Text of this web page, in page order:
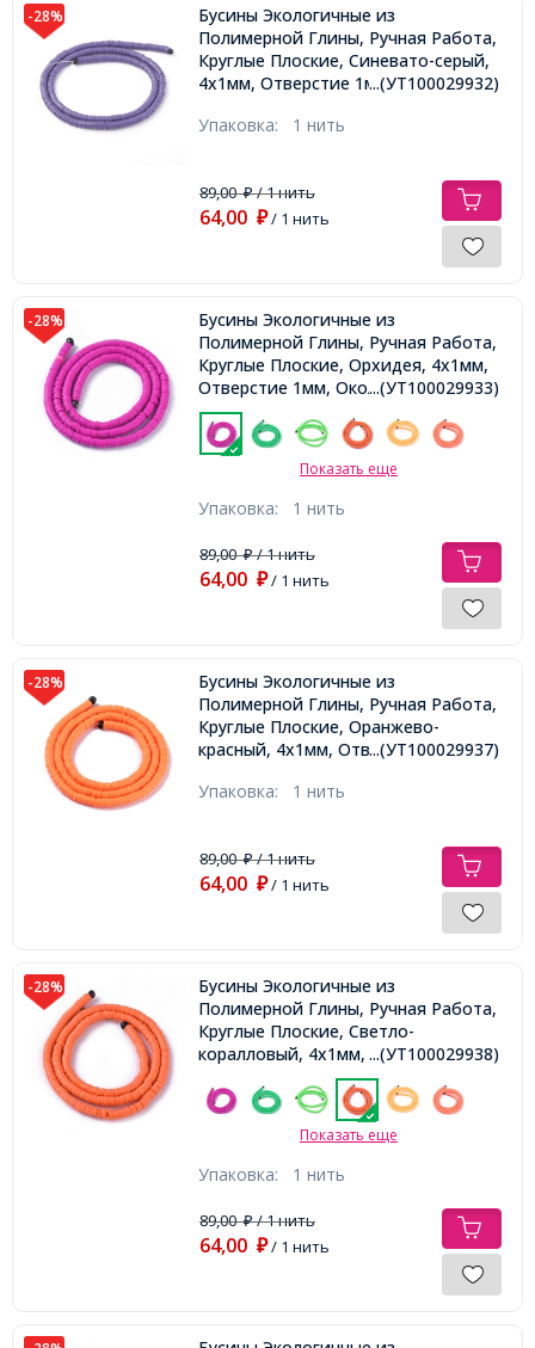
-28%
Бусины Экологичные из
Полимерной Глины, Ручная Работа,
Круглые Плоские, Синевато-серый,
4х1мм, Отверстие 1мм, Около
...(УТ100029932)
Упаковка: 1 нить
89,00₽/ 1 нить
64,00 ₽/ 1 нить
-28%
Бусины Экологичные из
Полимерной Глины, Ручная Работа,
Круглые Плоские, Орхидея, 4х1мм,
Отверстие 1мм, Около 375шт/40см/
нить
...(УТ100029933)
Показать еще
Упаковка: 1 нить
89,00₽/ 1 нить
64,00 ₽/ 1 нить
-28%
Бусины Экологичные из
Полимерной Глины, Ручная Работа,
Круглые Плоские, Оранжево-
красный, 4х1мм, Отверстие 1мм,
...(УТ100029937)
Упаковка: 1 нить
89,00₽/ 1 нить
64,00 ₽/ 1 нить
-28%
Бусины Экологичные из
Полимерной Глины, Ручная Работа,
Круглые Плоские, Светло-
коралловый, 4х1мм, Отверстие
1мм, Около 375шт/40см/нить
...(УТ100029938)
Показать еще
Упаковка: 1 нить
89,00₽/ 1 нить
64,00 ₽/ 1 нить